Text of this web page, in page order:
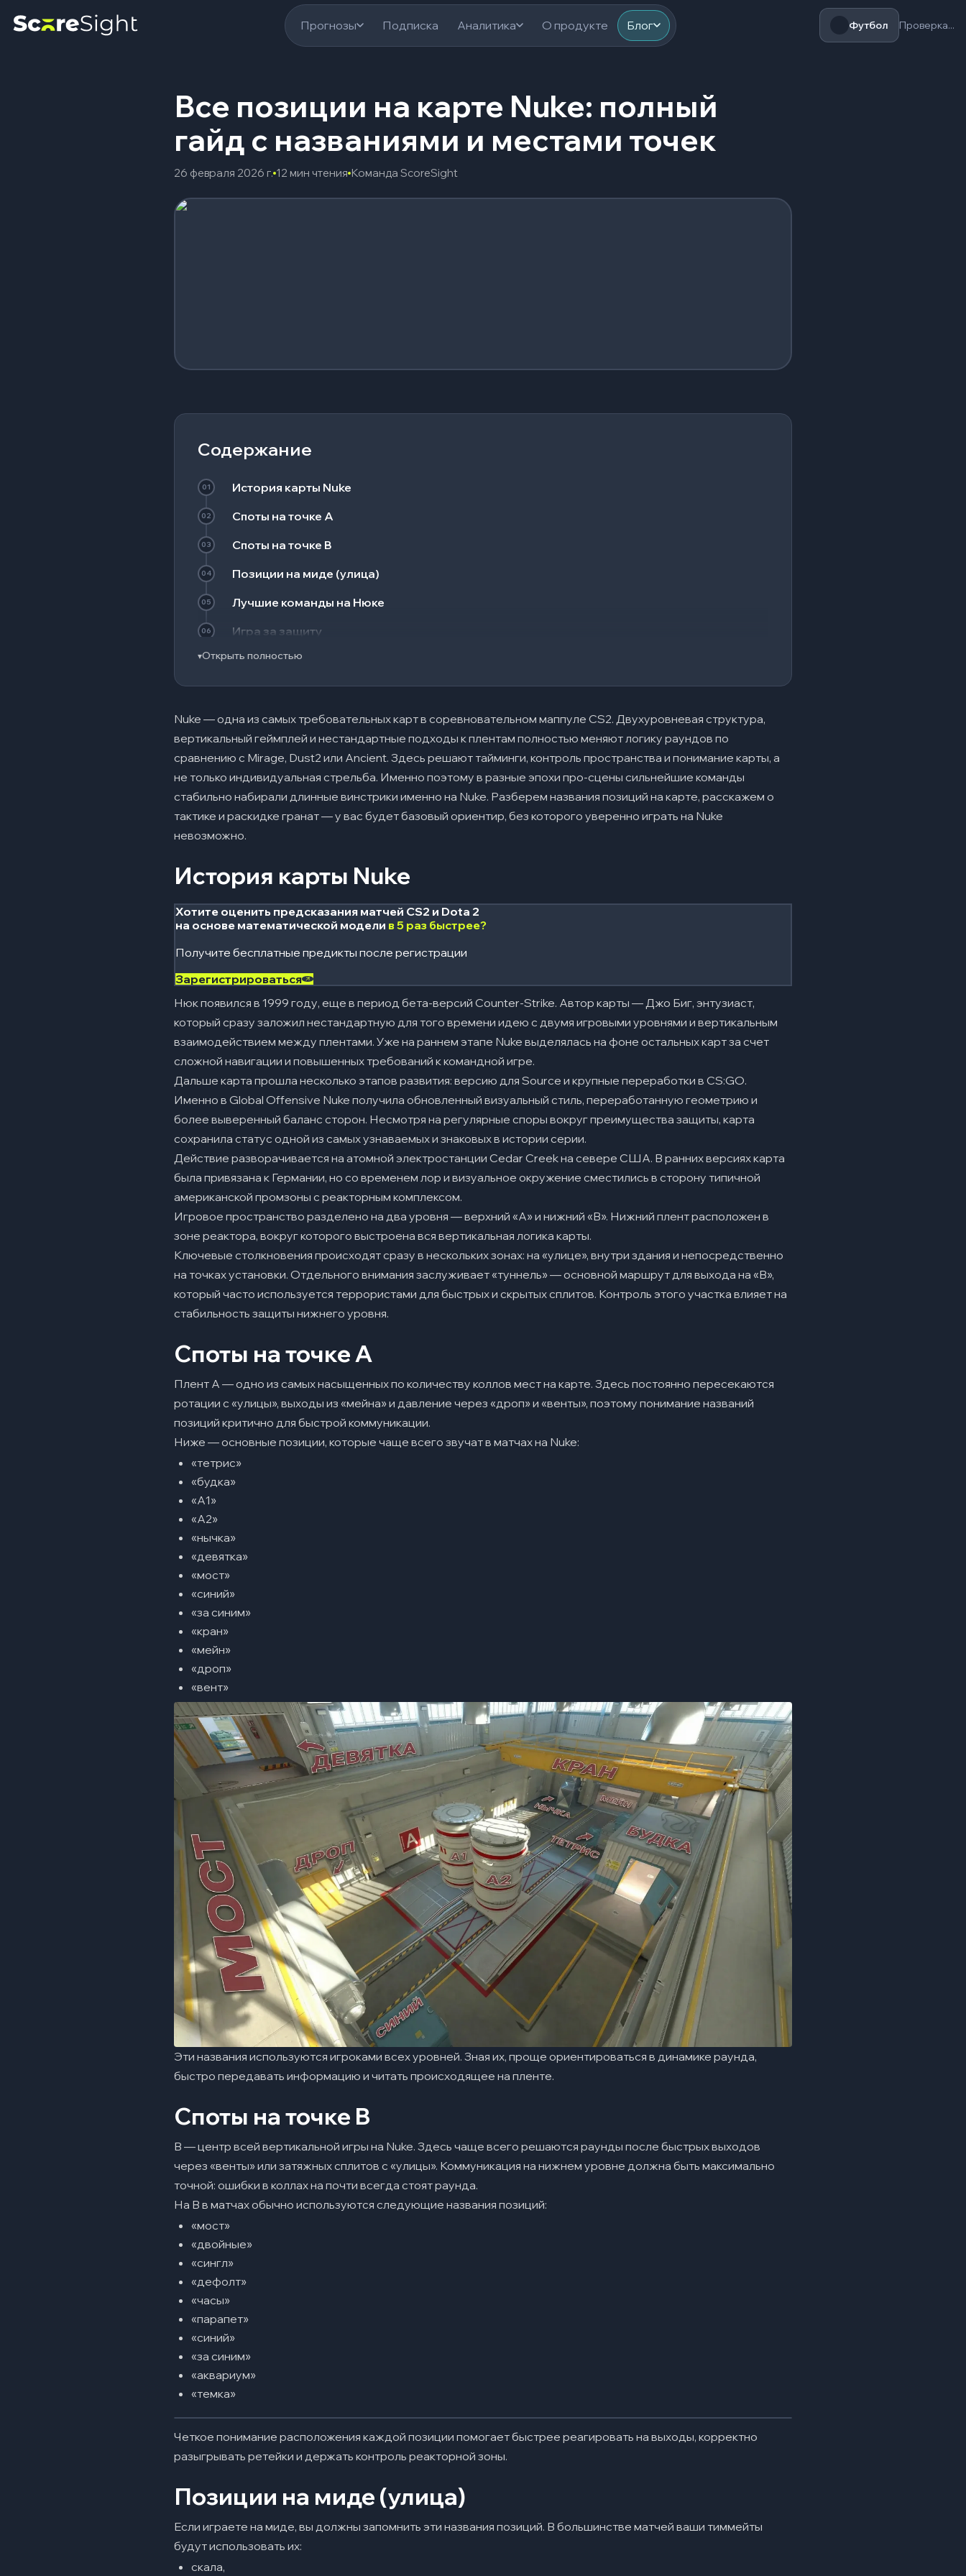
Прогнозы Подписка Аналитика О продукте Блог Футбол Проверка...
Все позиции на карте Nuke: полный
гайд с названиями и местами точек
26 февраля 2026 г. 12 мин чтения Команда ScoreSight
Содержание
01 История карты Nuke
02 Споты на точке A
03 Споты на точке B
04 Позиции на миде (улица)
05 Лучшие команды на Нюке
06 Игра за защиту
Контроль верхнего уровня
Четкое распределение ролей
Работа с гранатами
Коммуникация и информация
Позиционирование и засады
Игра за атаку на Nuke
План раунда
Контроль карты
Работа с гранатами
08 Раскидка на карте Nuke
Раскидка на A
Раскидка на мид
Раскидка на B
09 Тактики на Nuke
Террористы: сплит A через улицу и рампу
Террористы: фейк B с выходом на A
Террористы: сплит B через улицу и венты
Спецназ: дефолтная оборона
Спецназ: активная игра в «будке» и на «рампе»
Плюсы и минусы Нюка
Плюсы
12 Часто задаваемые вопросы
Почему Nuke считается сложной картой?
Какая сторона на карте сильнее?
Какие зоны определяют игру на Nuke?
▾Открыть полностью
Nuke — одна из самых требовательных карт в соревновательном маппуле CS2. Двухуровневая структура,
вертикальный геймплей и нестандартные подходы к плентам полностью меняют логику раундов по
сравнению с Mirage, Dust2 или Ancient. Здесь решают тайминги, контроль пространства и понимание карты, а
не только индивидуальная стрельба. Именно поэтому в разные эпохи про-сцены сильнейшие команды
стабильно набирали длинные винстрики именно на Nuke. Разберем названия позиций на карте, расскажем о
тактике и раскидке гранат — у вас будет базовый ориентир, без которого уверенно играть на Nuke
невозможно.
История карты Nuke
Хотите оценить предсказания матчей CS2 и Dota 2
на основе математической модели в 5 раз быстрее?
Получите бесплатные предикты после регистрации
Зарегистрироваться
Нюк появился в 1999 году, еще в период бета-версий Counter-Strike. Автор карты — Джо Биг, энтузиаст,
который сразу заложил нестандартную для того времени идею с двумя игровыми уровнями и вертикальным
взаимодействием между плентами. Уже на раннем этапе Nuke выделялась на фоне остальных карт за счет
сложной навигации и повышенных требований к командной игре.
Дальше карта прошла несколько этапов развития: версию для Source и крупные переработки в CS:GO.
Именно в Global Offensive Nuke получила обновленный визуальный стиль, переработанную геометрию и
более выверенный баланс сторон. Несмотря на регулярные споры вокруг преимущества защиты, карта
сохранила статус одной из самых узнаваемых и знаковых в истории серии.
Действие разворачивается на атомной электростанции Cedar Creek на севере США. В ранних версиях карта
была привязана к Германии, но со временем лор и визуальное окружение сместились в сторону типичной
американской промзоны с реакторным комплексом.
Игровое пространство разделено на два уровня — верхний «A» и нижний «B». Нижний плент расположен в
зоне реактора, вокруг которого выстроена вся вертикальная логика карты.
Ключевые столкновения происходят сразу в нескольких зонах: на «улице», внутри здания и непосредственно
на точках установки. Отдельного внимания заслуживает «туннель» — основной маршрут для выхода на «B»,
который часто используется террористами для быстрых и скрытых сплитов. Контроль этого участка влияет на
стабильность защиты нижнего уровня.
Споты на точке A
Плент A — одно из самых насыщенных по количеству коллов мест на карте. Здесь постоянно пересекаются
ротации с «улицы», выходы из «мейна» и давление через «дроп» и «венты», поэтому понимание названий
позиций критично для быстрой коммуникации.
Ниже — основные позиции, которые чаще всего звучат в матчах на Nuke:
«тетрис»
«будка»
«A1»
«A2»
«нычка»
«девятка»
«мост»
«синий»
«за синим»
«кран»
«мейн»
«дроп»
«вент»
Эти названия используются игроками всех уровней. Зная их, проще ориентироваться в динамике раунда,
быстро передавать информацию и читать происходящее на пленте.
Споты на точке B
B — центр всей вертикальной игры на Nuke. Здесь чаще всего решаются раунды после быстрых выходов
через «венты» или затяжных сплитов с «улицы». Коммуникация на нижнем уровне должна быть максимально
точной: ошибки в коллах на почти всегда стоят раунда.
На B в матчах обычно используются следующие названия позиций:
«мост»
«двойные»
«сингл»
«дефолт»
«часы»
«парапет»
«синий»
«за синим»
«аквариум»
«темка»
Четкое понимание расположения каждой позиции помогает быстрее реагировать на выходы, корректно
разыгрывать ретейки и держать контроль реакторной зоны.
Позиции на миде (улица)
Если играете на миде, вы должны запомнить эти названия позиций. В большинстве матчей ваши тиммейты
будут использовать их:
скала,